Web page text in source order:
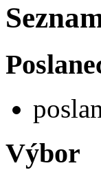
Výbor